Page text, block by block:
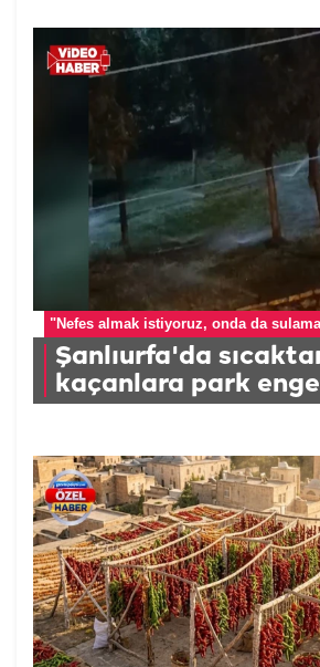
"Nefes almak istiyoruz, onda da sulama
Şanlıurfa'da
kaçanlara park